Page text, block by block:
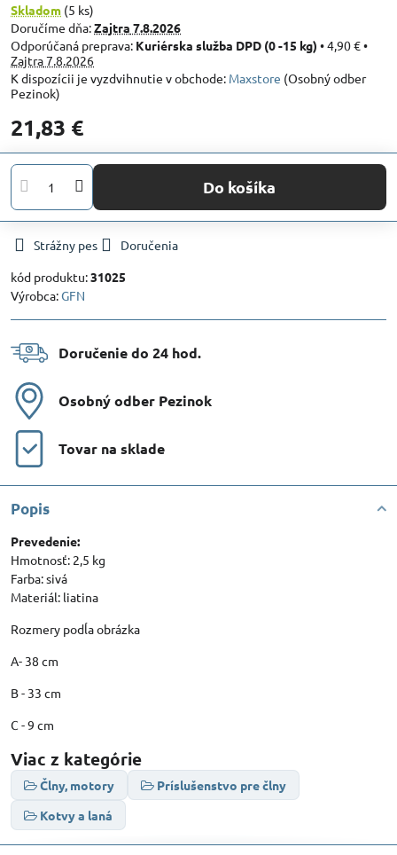
Skladom (5 ks)
Doručíme dňa:Zajtra 7.8.2026
Kuriérska služba DPD (0 -15 kg) •4,90 €•
Zajtra7.8.2026
Maxstore (Osobný odber
Pezinok)
21,83 €
Do košíka
Strážny pes
Doručenia
kód produktu:31025
Výrobca:GFN
Doručenie do 24 hod​.
Osobný odber Pezinok
Tovar na sklade
Popis
Prevedenie:
Hmotnosť: 2,5 kg
Farba: sivá
Materiál: liatina
Rozmery podĺa obrázka
A- 38 cm
B - 33 cm
C - 9 cm
Viac z kategórie
Člny, motory
Príslušenstvo pre člny
Kotvy a laná